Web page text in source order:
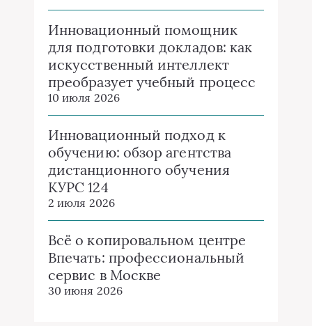
Инновационный помощник
для подготовки докладов: как
искусственный интеллект
преобразует учебный процесс
10 июля 2026
Инновационный подход к
обучению: обзор агентства
дистанционного обучения
КУРС 124
2 июля 2026
Всё о копировальном центре
Впечать: профессиональный
сервис в Москве
30 июня 2026